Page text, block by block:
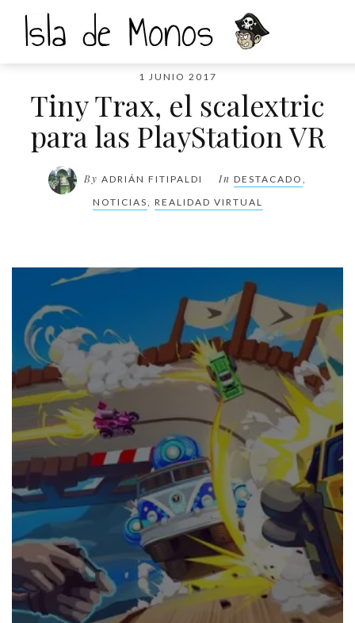
1 JUNIO 2017
Tiny Trax, el scalextric
para las PlayStation VR
By ADRIÁN FITIPALDI In DESTACADO ,
NOTICIAS, REALIDAD VIRTUAL